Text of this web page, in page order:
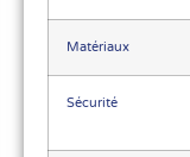
Matériaux
Sécurité